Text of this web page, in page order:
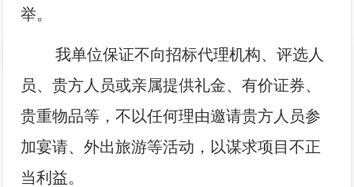
举。
我单位保证不向招标代理机构、评选人
员、贵方人员或亲属提供礼金、有价证券、
贵重物品等，不以任何理由邀请贵方人员参
加宴请、外出旅游等活动，以谋求项目不正
当利益。